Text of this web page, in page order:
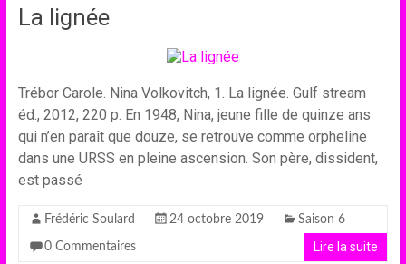
La lignée
Trébor Carole. Nina Volkovitch, 1. La lignée. Gulf stream
éd., 2012, 220 p. En 1948, Nina, jeune fille de quinze ans
qui n’en paraît que douze, se retrouve comme orpheline
dans une URSS en pleine ascension. Son père, dissident,
est passé
Frédéric Soulard 24 octobre 2019 Saison 6
0 Commentaires Lire la suite